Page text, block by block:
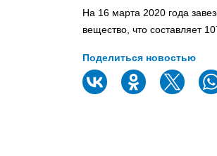
На 16 марта 2020 года
вещество, что составляет
Поделиться новостью